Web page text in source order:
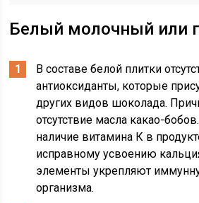
Белый молочный или
В составе белой плитки
антиоксиданты, которые
других видов шоколада.
отсутствие масла какао-
наличие витамина К в
исправному усвоению
элементы укрепляют
организма.